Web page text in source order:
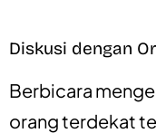
Diskusi dengan
Berbicara
orang terdekat